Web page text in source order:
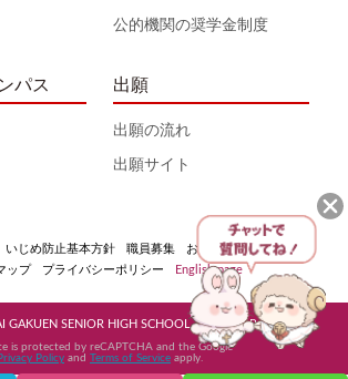
公的機関の奨学金制度
パス 出願
出願の流れ
出願サイト
いじめ防止基本方針 職員募集
お問い合わせ
ップ
プライバシーポリシー English page
GAKUEN SENIOR HIGH SCHOOL All Rights Reserved
is protected by reCAPTCHA and the Google
Privacy Policy and Terms of Service apply.